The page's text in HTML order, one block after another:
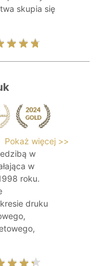
skupia się
Pokaż więcej >>
w
w
roku.
druku